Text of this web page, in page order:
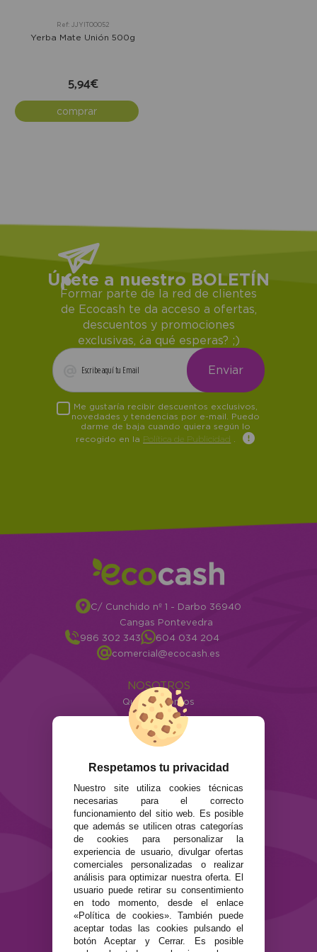
Ref: JJYIT00052
Yerba Mate Unión 500g
5,94€
comprar
Únete a nuestro BOLETÍN
Formar parte de la red de clientes
de Ecocash te da acceso a ofertas,
descuentos y promociones
exclusivas, ¿a qué esperas? ;)
Me gustaría recibir descuentos exclusivos,
novedades y tendencias por e-mail. Puedo
darme de baja cuando quiera según lo
recogido en la Política de Publicidad
C/ Cunchido nº 1 - Darbo 36940
Cangas Pontevedra
986 302 343
604 034 204
comercial@ecocash.es
NOSOTROS
Quiénes somos
Info
ATENCIÓN AL CLIENTE
Envíos y devoluciones
Preguntas Frecuentes
Contacto
SEGURIDAD Y PRIVACIDAD
Términos y condiciones de uso
Política de privacidad
Política de cookies
Respetamos tu privacidad
Nuestro site utiliza cookies técnicas
necesarias para el correcto
funcionamiento del sitio web. Es posible
que además se utilicen otras categorías
de cookies para personalizar la
experiencia de usuario, divulgar ofertas
comerciales personalizadas o realizar
análisis para optimizar nuestra oferta. El
usuario puede retirar su consentimiento
en todo momento, desde el enlace
«Política de cookies». También puede
aceptar todas las cookies pulsando el
botón Aceptar y Cerrar. Es posible